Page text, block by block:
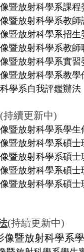
暨放射科學系課
暨放射科學系教
暨放射科學系招
暨放射科學系教
暨放射科學系實
暨放射科學系教
學系自我評鑑辦法
(持續更新中)
暨放射科學系學
暨放射科學系碩
暨放射科學系碩
暨放射科學系碩
暨放射科學系碩士
(持續更新中)
像暨放射科學系